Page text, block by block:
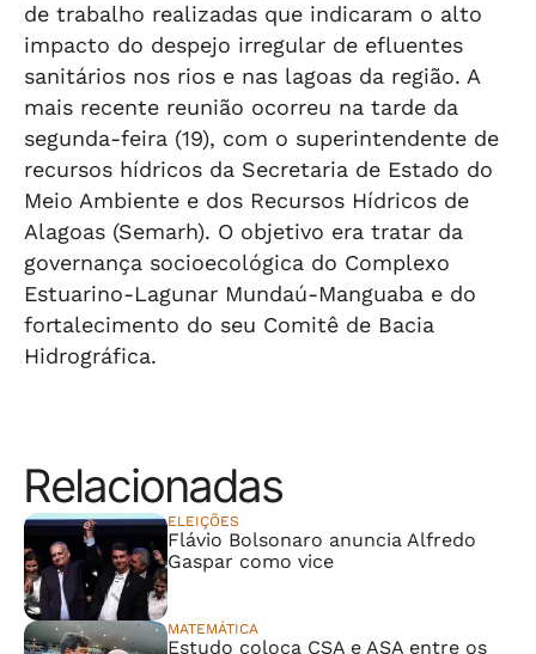
de trabalho realizadas que indicaram o alto
impacto do despejo irregular de efluentes
sanitários nos rios e nas lagoas da região. A
mais recente reunião ocorreu na tarde da
segunda-feira (19), com o superintendente de
recursos hídricos da Secretaria de Estado do
Meio Ambiente e dos Recursos Hídricos de
Alagoas (Semarh). O objetivo era tratar da
governança socioecológica do Complexo
Estuarino-Lagunar Mundaú-Manguaba e do
fortalecimento do seu Comitê de Bacia
Hidrográfica.
Relacionadas
ELEIÇÕES
Flávio Bolsonaro anuncia Alfredo
Gaspar como vice
MATEMÁTICA
Estudo coloca CSA e ASA entre os